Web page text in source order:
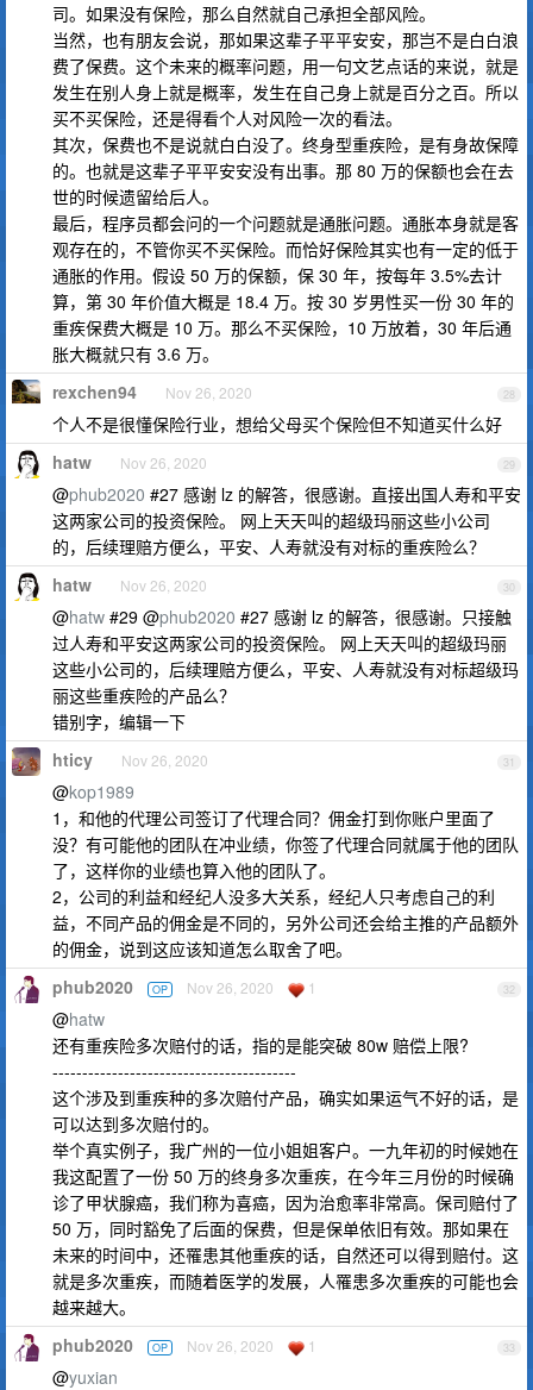
司。如果没有保险，那么自然就自己承担全部风险。
当然，也有朋友会说，那如果这辈子平平安安，那岂不是白白浪
费了保费。这个未来的概率问题，用一句文艺点话的来说，就是
发生在别人身上就是概率，发生在自己身上就是百分之百。所以
买不买保险，还是得看个人对风险一次的看法。
其次，保费也不是说就白白没了。终身型重疾险，是有身故保障
的。也就是这辈子平平安安没有出事。那 80 万的保额也会在去
世的时候遗留给后人。
最后，程序员都会问的一个问题就是通胀问题。通胀本身就是客
观存在的，不管你买不买保险。而恰好保险其实也有一定的低于
通胀的作用。假设 50 万的保额，保 30 年，按每年 3.5%去计
算，第 30 年价值大概是 18.4 万。按 30 岁男性买一份 30 年的
重疾保费大概是 10 万。那么不买保险，10 万放着，30 年后通
胀大概就只有 3.6 万。
28
rexchen94 Nov 26, 2020
个人不是很懂保险行业，想给父母买个保险但不知道买什么好
29
hatw Nov 26, 2020
@phub2020 #27 感谢 lz 的解答，很感谢。直接出国人寿和平安
这两家公司的投资保险。 网上天天叫的超级玛丽这些小公司
的，后续理赔方便么，平安、人寿就没有对标的重疾险么？
30
hatw Nov 26, 2020
@hatw #29 @phub2020 #27 感谢 lz 的解答，很感谢。只接触
过人寿和平安这两家公司的投资保险。 网上天天叫的超级玛丽
这些小公司的，后续理赔方便么，平安、人寿就没有对标超级玛
丽这些重疾险的产品么？
错别字，编辑一下
31
hticy Nov 26, 2020
@kop1989
1，和他的代理公司签订了代理合同？佣金打到你账户里面了
没？有可能他的团队在冲业绩，你签了代理合同就属于他的团队
了，这样你的业绩也算入他的团队了。
2，公司的利益和经纪人没多大关系，经纪人只考虑自己的利
益，不同产品的佣金是不同的，另外公司还会给主推的产品额外
的佣金，说到这应该知道怎么取舍了吧。
32
phub2020 OP Nov 26, 2020 1
@hatw
还有重疾险多次赔付的话，指的是能突破 80w 赔偿上限?
-----------------------------------------
这个涉及到重疾种的多次赔付产品，确实如果运气不好的话，是
可以达到多次赔付的。
举个真实例子，我广州的一位小姐姐客户。一九年初的时候她在
我这配置了一份 50 万的终身多次重疾，在今年三月份的时候确
诊了甲状腺癌，我们称为喜癌，因为治愈率非常高。保司赔付了
50 万，同时豁免了后面的保费，但是保单依旧有效。那如果在
未来的时间中，还罹患其他重疾的话，自然还可以得到赔付。这
就是多次重疾，而随着医学的发展，人罹患多次重疾的可能也会
越来越大。
33
phub2020 OP Nov 26, 2020 1
@yuxian